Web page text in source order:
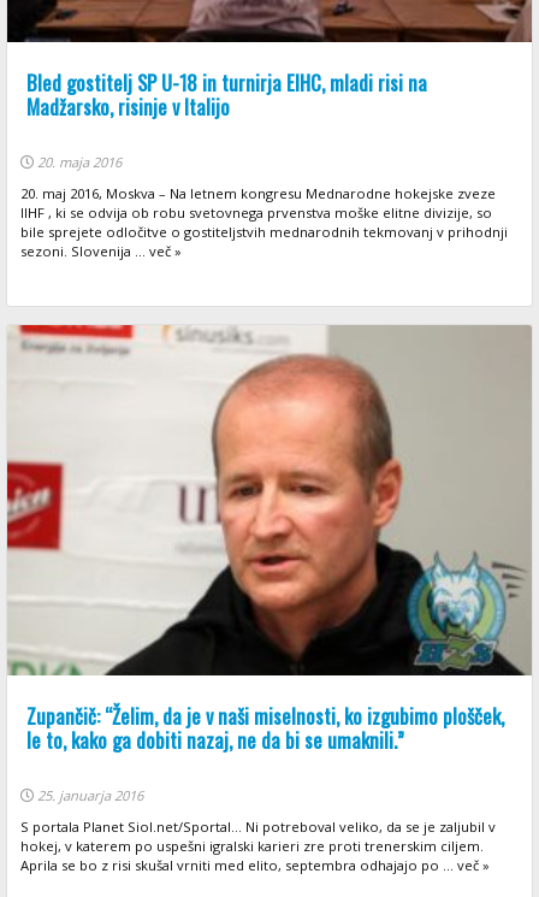
Bled gostitelj SP U-18 in turnirja EIHC, mladi risi na
Madžarsko, risinje v Italijo
20. maja 2016
20. maj 2016, Moskva – Na letnem kongresu Mednarodne hokejske zveze
IIHF , ki se odvija ob robu svetovnega prvenstva moške elitne divizije, so
bile sprejete odločitve o gostiteljstvih mednarodnih tekmovanj v prihodnji
sezoni. Slovenija ... več »
Zupančič: “Želim, da je v naši miselnosti, ko izgubimo plošček,
le to, kako ga dobiti nazaj, ne da bi se umaknili.”
25. januarja 2016
S portala Planet Siol.net/Sportal... Ni potreboval veliko, da se je zaljubil v
hokej, v katerem po uspešni igralski karieri zre proti trenerskim ciljem.
Aprila se bo z risi skušal vrniti med elito, septembra odhajajo po ... več »